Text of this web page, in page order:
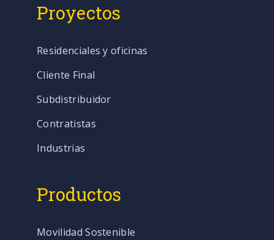
Proyectos
Residenciales y oficinas
Cliente Final
Subdistribuidor
Contratistas
Industrias
Productos
Movilidad Sostenible